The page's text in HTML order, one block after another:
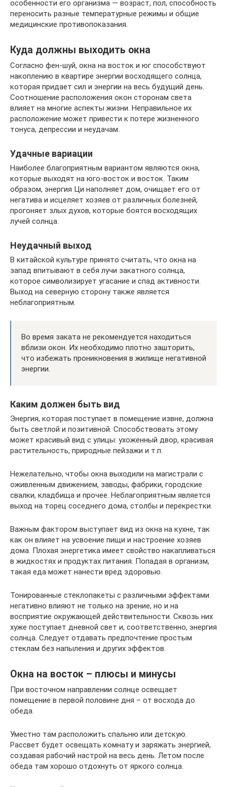
особенности его организма — возраст, пол, способность
переносить разные температурные режимы и общие
медицинские противопоказания.
Куда должны выходить окна
Согласно фен-шуй, окна на восток и юг способствуют
накоплению в квартире энергии восходящего солнца,
которая придает сил и энергии на весь будущий день.
Соотношение расположения окон сторонам света
влияет на многие аспекты жизни. Неправильное их
расположение может привести к потере жизненного
тонуса, депрессии и неудачам.
Удачные вариации
Наиболее благоприятным вариантом являются окна,
которые выходят на юго-восток и восток. Таким
образом, энергия Ци наполняет дом, очищает его от
негатива и исцеляет хозяев от различных болезней,
прогоняет злых духов, которые боятся восходящих
лучей солнца.
Неудачный выход
В китайской культуре принято считать, что окна на
запад впитывают в себя лучи закатного солнца,
которое символизирует угасание и спад активности.
Выход на северную сторону также является
неблагоприятным.
Во время заката не рекомендуется находиться
вблизи окон. Их необходимо плотно зашторить,
что избежать проникновения в жилище негативной
энергии.
Каким должен быть вид
Энергия, которая поступает в помещение извне, должна
быть светлой и позитивной. Способствовать этому
может красивый вид с улицы: ухоженный двор, красивая
растительность, природные пейзажи и т.п.
Нежелательно, чтобы окна выходили на магистрали с
оживленным движением, заводы, фабрики, городские
свалки, кладбища и прочее. Неблагоприятным является
выход на торец соседнего дома, столбы и перекрестки.
Важным фактором выступает вид из окна на кухне, так
как он влияет на усвоение пищи и настроение хозяев
дома. Плохая энергетика имеет свойство накапливаться
в жидкостях и продуктах питания. Попадая в организм,
такая еда может нанести вред здоровью.
Тонированные стеклопакеты с различными эффектами
негативно влияют не только на зрение, но и на
восприятие окружающей действительности. Сквозь них
хуже поступает дневной свет и, соответственно, энергия
солнца. Следует отдавать предпочтение простым
стеклам без напыления и других эффектов.
Окна на восток – плюсы и минусы
При восточном направлении солнце освещает
помещение в первой половине дня – от восхода до
обеда.
Уместно там расположить спальню или детскую.
Рассвет будет освещать комнату и заряжать энергией,
создавая рабочий настрой на весь день. Летом после
обеда там хорошо отдохнуть от яркого солнца.